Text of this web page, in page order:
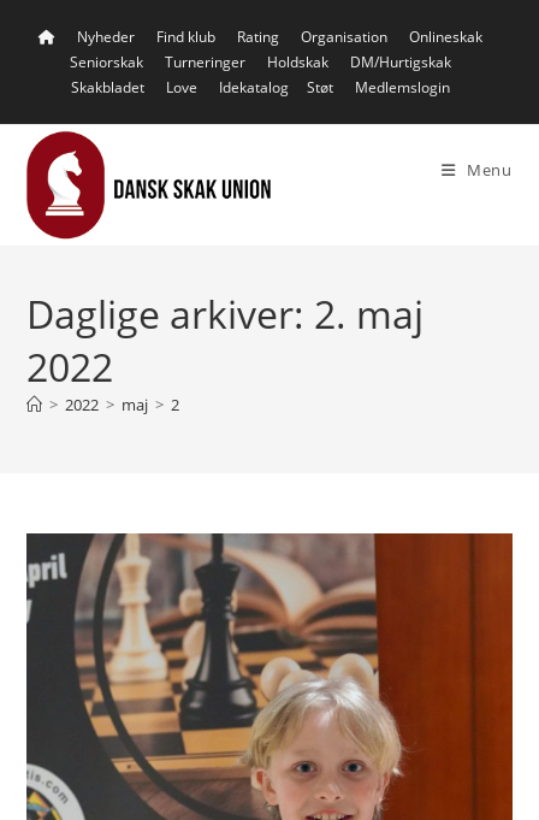
Nyheder Find klub Rating Organisation
Onlineskak
Seniorskak
Turneringer Holdskak
DM/Hurtigskak
Skakbladet
Love Idekatalog Støt Medlemslogin
Menu
Daglige arkiver: 2. maj
2022
> 2022 > maj > 2